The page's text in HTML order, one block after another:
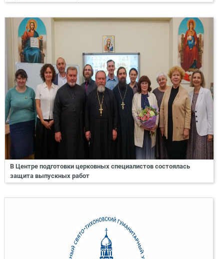
В Центре подготовки церковных специалистов состоялась
защита выпускных работ